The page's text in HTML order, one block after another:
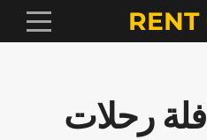
RENT
رحلات